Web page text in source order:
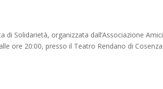
Solidarietà, organizzata dall’Associazione
ore 20:00, presso il Teatro Rendano di